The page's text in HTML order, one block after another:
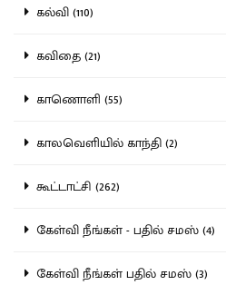
கல்வி (110)
கவிதை (21)
காணொளி (55)
காலவெளியில் காந்தி (2)
கூட்டாட்சி (262)
கேள்வி நீங்கள் - பதில் சமஸ் (4)
கேள்வி நீங்கள் பதில் சமஸ் (3)